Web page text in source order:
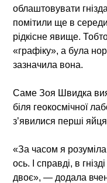
облаштовувати
помітили ще в
рідкісне явище.
«графіку», а була
зазначила вона.
Саме Зоя Швидка
біля геокосмічної
з’явилися перші
«За часом я
ось. І справді, в
двоє», — додала